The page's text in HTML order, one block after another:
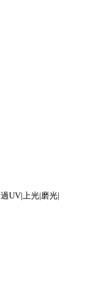
UV|上光|磨光|